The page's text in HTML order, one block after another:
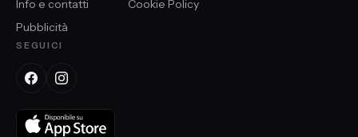
Info e contatti
Pubblicità
Cookie Policy
SEGUICI